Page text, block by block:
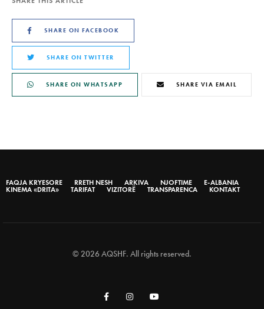
SHARE ON FACEBOOK
SHARE ON TWITTER
SHARE ON WHATSAPP SHARE VIA EMAIL
FAQJA KRYESORE RRETH NESH ARKIVA NJOFTIME
E-ALBANIA
KINEMA «DRITA»
TARIFAT VIZITORË TRANSPARENCA KONTAKT
© 2026 AQSHF. All rights reserved.